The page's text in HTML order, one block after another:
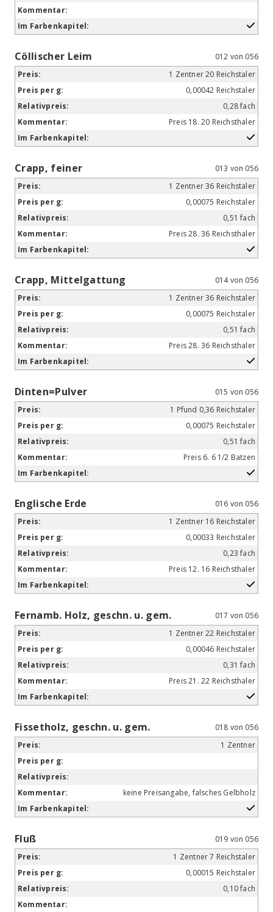
Cöllischer Leim
012 von 056
1 Zentner 20 Reichstaler
0,00042 Reichstaler
0,28 fach
Preis 18. 20 Reichsthaler
Crapp, feiner
013 von 056
1 Zentner 36 Reichstaler
0,00075 Reichstaler
0,51 fach
Preis 28. 36 Reichsthaler
Crapp, Mittelgattung
014 von 056
1 Zentner 36 Reichstaler
0,00075 Reichstaler
0,51 fach
Preis 28. 36 Reichsthaler
Dinten=Pulver
015 von 056
1 Pfund 0,36 Reichstaler
0,00075 Reichstaler
0,51 fach
Preis 6. 6 1/2 Batzen
Englische Erde
016 von 056
1 Zentner 16 Reichstaler
0,00033 Reichstaler
0,23 fach
Preis 12. 16 Reichsthaler
Fernamb. Holz, geschn. u. gem.
017 von 056
1 Zentner 22 Reichstaler
0,00046 Reichstaler
0,31 fach
Preis 21. 22 Reichsthaler
Fissetholz, geschn. u. gem.
018 von 056
1 Zentner
keine Preisangabe, falsches Gelbholz
Fluß
019 von 056
1 Zentner 7 Reichstaler
0,00015 Reichstaler
0,10 fach